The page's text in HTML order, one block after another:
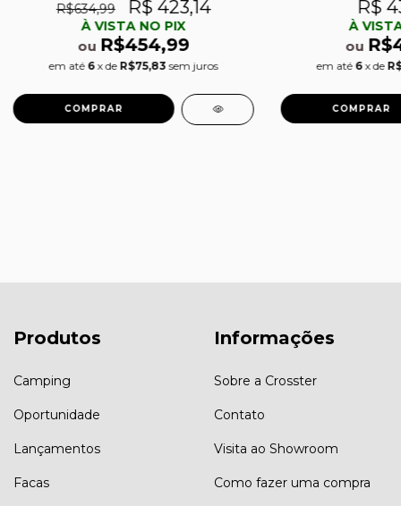
R$634,99 R$ 423,14
À VISTA NO PIX
ou R$454,99
em até 6 x de R$75,83 sem juros
R$
À
ou
em até 6 x de
Produtos
Camping
Oportunidade
Lançamentos
Facas
Informações
Sobre a Crosster
Contato
Visita ao Showroom
Como fazer uma compra